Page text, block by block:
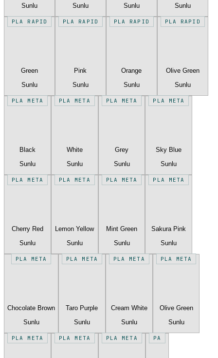
Sunlu
Sunlu
Sunlu
Sunlu
PLA RAPID
Green
Sunlu
PLA RAPID
Pink
Sunlu
PLA RAPID
Orange
Sunlu
PLA RAPID
Olive Green
Sunlu
PLA META
Black
Sunlu
PLA META
White
Sunlu
PLA META
Grey
Sunlu
PLA META
Sky Blue
Sunlu
PLA META
Cherry Red
Sunlu
PLA META
Lemon Yellow
Sunlu
PLA META
Mint Green
Sunlu
PLA META
Sakura Pink
Sunlu
PLA META
Chocolate Brown
Sunlu
PLA META
Taro Purple
Sunlu
PLA META
Cream White
Sunlu
PLA META
Olive Green
Sunlu
PLA META PLA META PLA META PA